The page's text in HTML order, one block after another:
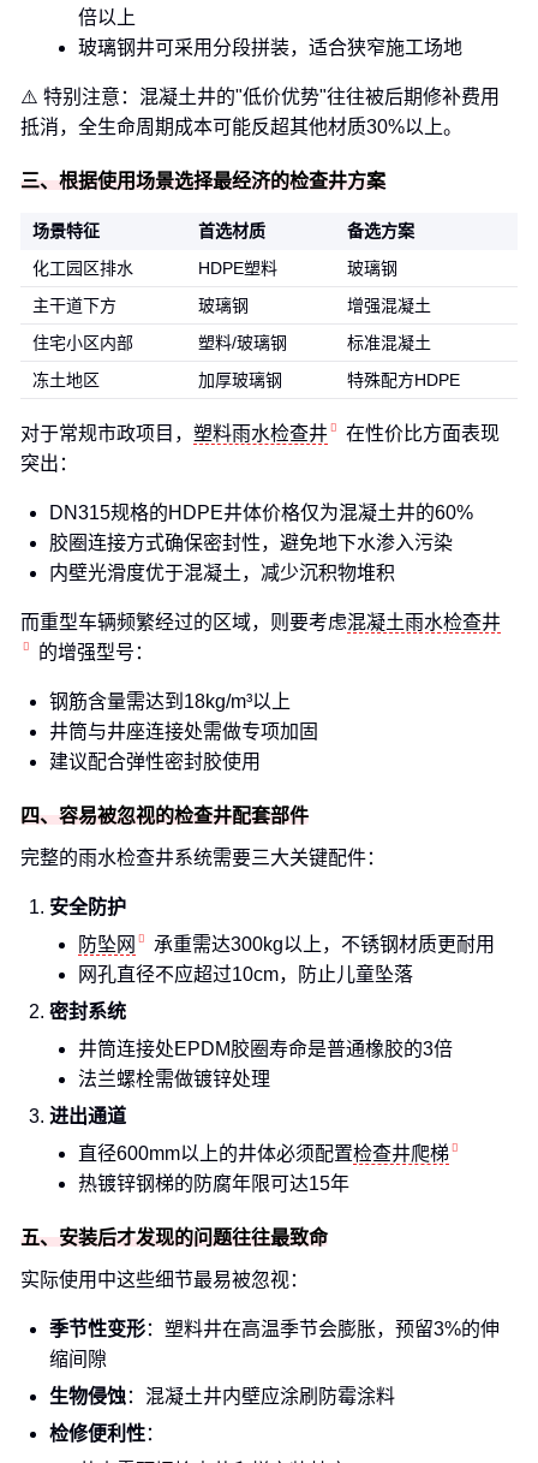
倍以上
玻璃钢井可采用分段拼装，适合狭窄施工场地
⚠️ 特别注意：混凝土井的"低价优势"往往被后期修补费用
抵消，全生命周期成本可能反超其他材质30%以上。
三、根据使用场景选择最经济的检查井方案
场景特征 首选材质
备选方案
化工园区排水
HDPE塑料
玻璃钢
主干道下方
玻璃钢
增强混凝土
住宅小区内部
塑料/玻璃钢
标准混凝土
冻土地区
加厚玻璃钢 特殊配方HDPE
对于常规市政项目， 塑料雨水检查井
在性价比方面表现
突出：
DN315规格的HDPE井体价格仅为混凝土井的60%
胶圈连接方式确保密封性，避免地下水渗入污染
内壁光滑度优于混凝土，减少沉积物堆积
而重型车辆频繁经过的区域，则要考虑混凝土雨水检查井
的增强型号：
钢筋含量需达到18kg/m³以上
井筒与井座连接处需做专项加固
建议配合弹性密封胶使用
四、容易被忽视的检查井配套部件
完整的雨水检查井系统需要三大关键配件：
安全防护
防坠网
承重需达300kg以上，不锈钢材质更耐用
网孔直径不应超过10cm，防止儿童坠落
密封系统
井筒连接处EPDM胶圈寿命是普通橡胶的3倍
法兰螺栓需做镀锌处理
进出通道
直径600mm以上的井体必须配置检查井爬梯
热镀锌钢梯的防腐年限可达15年
五、安装后才发现的问题往往最致命
实际使用中这些细节最易被忽视：
季节性变形：塑料井在高温季节会膨胀，预留3%的伸
缩间隙
生物侵蚀：混凝土井内壁应涂刷防霉涂料
检修便利性：